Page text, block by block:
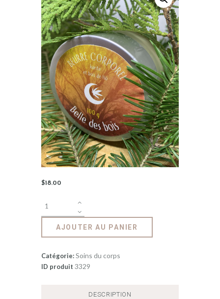
$18.00
AJOUTER AU PANIER
Catégorie:Soins du corps
ID produit 3329
DESCRIPTION